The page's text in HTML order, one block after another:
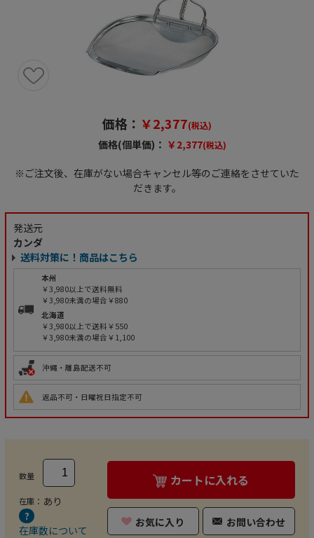
価格： ￥2,377(税込)
価格(個単価)： ￥2,377(税込)
※ご注文後、在庫がない場合キャンセル等のご連絡をさせていた
だきます。
発送元
カンダ
送料対策に！商品はこちら
本州
￥3,980以上で送料無料
￥3,980未満の場合￥880
北海道
￥3,980以上で送料￥550
￥3,980未満の場合￥1,100
沖縄・離島配送不可
返品不可・日曜祝日指定不可
数量
在庫： あり
在庫数について
カートに入れる
お気に入り お問い合わせ